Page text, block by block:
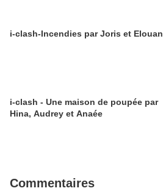
i-clash-Incendies par Joris et Elouan
i-clash - Une maison de poupée par
Hina, Audrey et Anaée
Commentaires